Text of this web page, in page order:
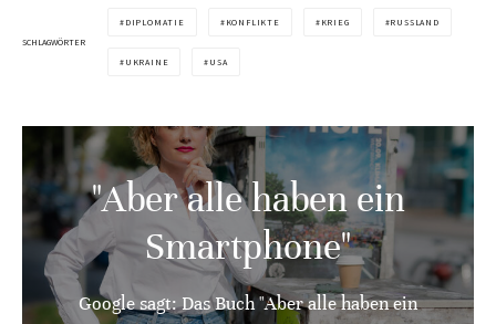
SCHLAGWÖRTER
DIPLOMATIE KONFLIKTE KRIEG RUSSLAND
UKRAINE USA
"Aber alle haben ein
Smartphone"
Google sagt: Das Buch "Aber alle haben ein